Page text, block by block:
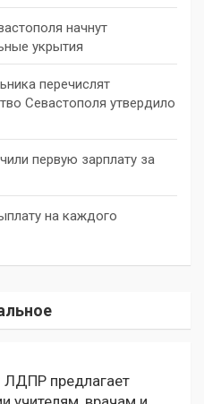
начнут
укрытия
перечислят
Севастополя утвердило
первую зарплату за
на каждого
предлагает